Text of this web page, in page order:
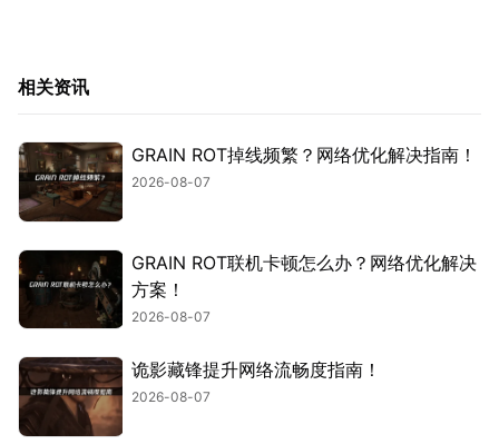
相关资讯
GRAIN ROT掉线频繁？网络优化解决指南！
2026-08-07
GRAIN ROT联机卡顿怎么办？网络优化解决
方案！
2026-08-07
诡影藏锋提升网络流畅度指南！
2026-08-07